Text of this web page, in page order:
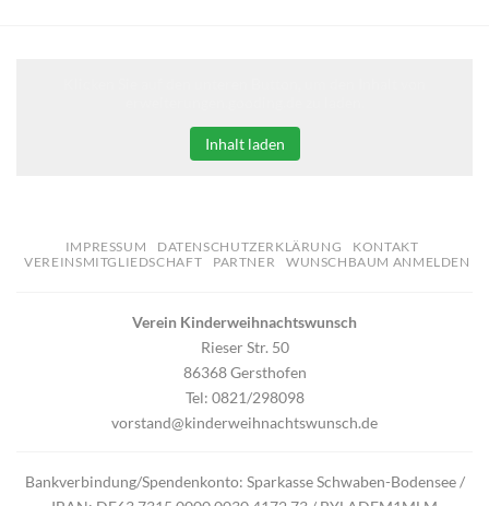
Inhalt laden
IMPRESSUM DATENSCHUTZERKLÄRUNG
KONTAKT
VEREINSMITGLIEDSCHAFT
PARTNER WUNSCHBAUM ANMELDEN
Verein Kinderweihnachtswunsch
Rieser Str. 50
86368 Gersthofen
Tel: 0821/298098
vorstand@kinderweihnachtswunsch.de
Bankverbindung/Spendenkonto: Sparkasse Schwaben-Bodensee /